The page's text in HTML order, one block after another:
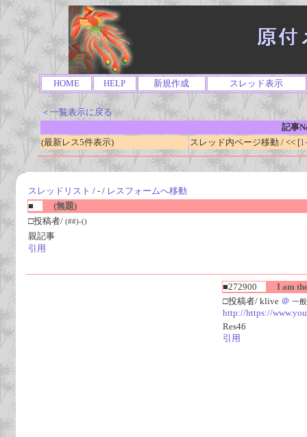
HOME HELP 新規作成 スレッド表示
＜一覧表示に戻る
記事
(最新レス5件表示)
スレッド内ページ移動 / << [
スレッドリスト / - / レスフォームへ移動
■
(無題)
□投稿者/ (##)-()
親記事
引用
■272900
I am
□投稿者/ klive ＠ 一
http://https://
Res46
引用